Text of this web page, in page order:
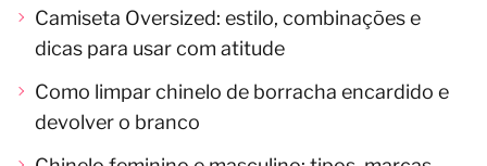
Camiseta Oversized: estilo, combinações e
dicas para usar com atitude
Como limpar chinelo de borracha encardido e
devolver o branco